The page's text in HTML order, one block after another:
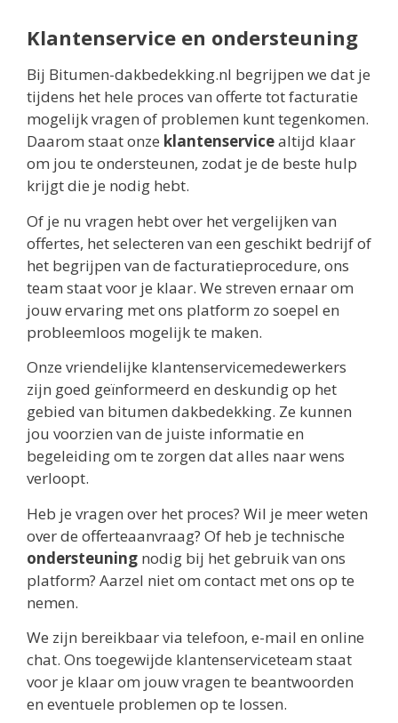
Klantenservice en ondersteuning
Bij Bitumen-dakbedekking.nl begrijpen we dat je
tijdens het hele proces van offerte tot facturatie
mogelijk vragen of problemen kunt tegenkomen.
Daarom staat onze klantenservicealtijd klaar
om jou te ondersteunen, zodat je de beste hulp
krijgt die je nodig hebt.
Of je nu vragen hebt over het vergelijken van
offertes, het selecteren van een geschikt bedrijf of
het begrijpen van de facturatieprocedure, ons
team staat voor je klaar. We streven ernaar om
jouw ervaring met ons platform zo soepel en
probleemloos mogelijk te maken.
Onze vriendelijke klantenservicemedewerkers
zijn goed geïnformeerd en deskundig op het
gebied van bitumen dakbedekking. Ze kunnen
jou voorzien van de juiste informatie en
begeleiding om te zorgen dat alles naar wens
verloopt.
Heb je vragen over het proces? Wil je meer weten
over de offerteaanvraag? Of heb je technische
ondersteuning nodig bij het gebruik van ons
platform? Aarzel niet om contact met ons op te
nemen.
We zijn bereikbaar via telefoon, e-mail en online
chat. Ons toegewijde klantenserviceteam staat
voor je klaar om jouw vragen te beantwoorden
en eventuele problemen op te lossen.